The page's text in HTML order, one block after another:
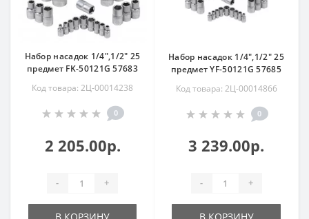
Набор насадок 1/4",1/2" 25
предмет FK-50121G 57683
Код товара: 2Ц-00014238
0
2 205.00р.
- +
В КОРЗИНУ
Набор насадок 1/4",1/2" 25
предмет YF-50121G 57685
Код товара: 2Ц-00014866
0
3 239.00р.
- +
В КОРЗИНУ